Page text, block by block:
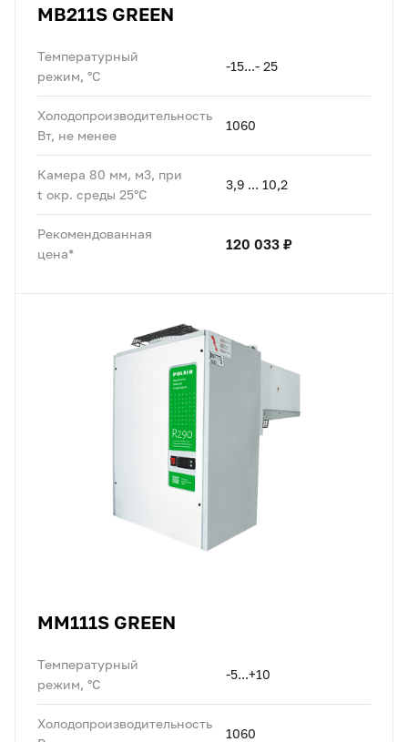
MB211S GREEN
Температурный
режим, °C
-15...- 25
Холодопроизводительность
Вт, не менее
1060
Камера 80 мм, м3, при
t окр. среды 25°C
3,9 ... 10,2
Рекомендованная
цена*
120 033 ₽
MM111S GREEN
Температурный
режим, °C
-5...+10
Холодопроизводительность
1060